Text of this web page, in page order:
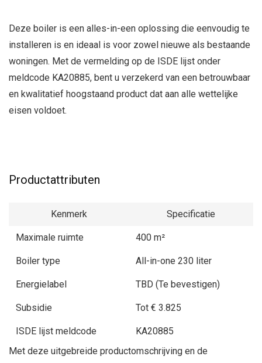
Deze boiler is een alles-in-een oplossing die eenvoudig te
installeren is en ideaal is voor zowel nieuwe als bestaande
woningen. Met de vermelding op de ISDE lijst onder
meldcode KA20885, bent u verzekerd van een betrouwbaar
en kwalitatief hoogstaand product dat aan alle wettelijke
eisen voldoet.
Productattributen
Kenmerk Specificatie
Maximale ruimte 400 m²
Boiler type All-in-one 230 liter
Energielabel TBD (Te bevestigen)
Subsidie Tot € 3.825
ISDE lijst meldcode
KA20885
Met deze uitgebreide productomschrijving en de